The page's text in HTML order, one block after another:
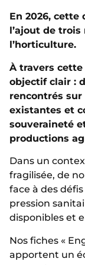
En 2026,
l’ajout de trois
l’horticulture.
À travers
objectif clair :
rencontrés
existantes et
souveraineté
productions
Dans un
fragilisée, de
face à des
pression
disponibles et
Nos fiches «
apportent un